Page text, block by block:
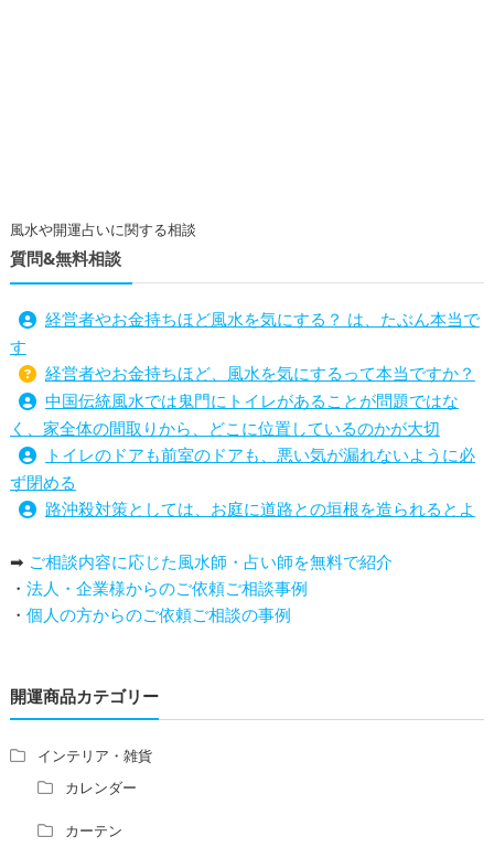
風水や開運占いに関する相談
質問&無料相談
経営者やお金持ちほど風水を気にする？ は、たぶん本当で
す
経営者やお金持ちほど、風水を気にするって本当ですか？
中国伝統風水では鬼門にトイレがあることが問題ではな
く、家全体の間取りから、どこに位置しているのかが大切
トイレのドアも前室のドアも、悪い気が漏れないように必
ず閉める
路沖殺対策としては、お庭に道路との垣根を造られるとよ
庭を広げると路沖殺（ろちゅうさつ）は防げますか？
トイレ前室のドアの開け閉めについて
増築して家相の中心軸が変わると、鬼門の方角にあるトイ
占い師さんは、幽霊を見たことがありますか？
家相風水の診断・鑑定料金や相場について
家相・風水の鑑定料金の相場が知りたい。
風水の流派について教えてください。
風水師になるには、どんな勉強をすればいいですか？
➡ ご相談内容に応じた風水師・占い師を無料で紹介
・ 法人・企業様からのご依頼ご相談事例
・ 個人の方からのご依頼ご相談の事例
開運商品カテゴリー
インテリア・雑貨
カレンダー
カーテン